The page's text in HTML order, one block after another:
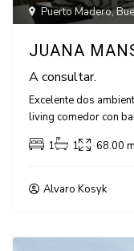
Puerto Madero,
JUANA
A consultar.
Excelente dos
living comedor con
1
1 68.00
Alvaro Kosyk